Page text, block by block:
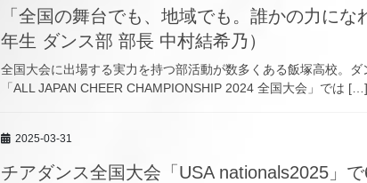
「全国の舞台でも、地域でも。誰かの力に
年生 ダンス部 部長 中村結希乃）
全国大会に出場する実力を持つ部活動が数多くある飯塚高校。
「ALL JAPAN CHEER CHAMPIONSHIP 2024 全国大会」では […]
2025-03-31
チアダンス全国大会「USA nationals2025」